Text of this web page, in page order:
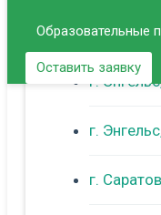
г.
г.
г.
г.
Образовательные
Оставить заявку